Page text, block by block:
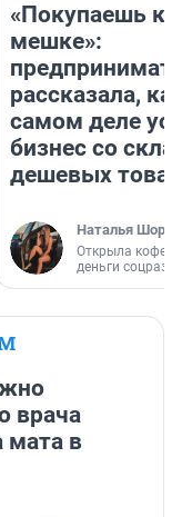
«Покупаешь
мешке»:
рассказала,
самом деле
бизнес со
дешевых
Наталья
Открыла
деньги
врача
мата в